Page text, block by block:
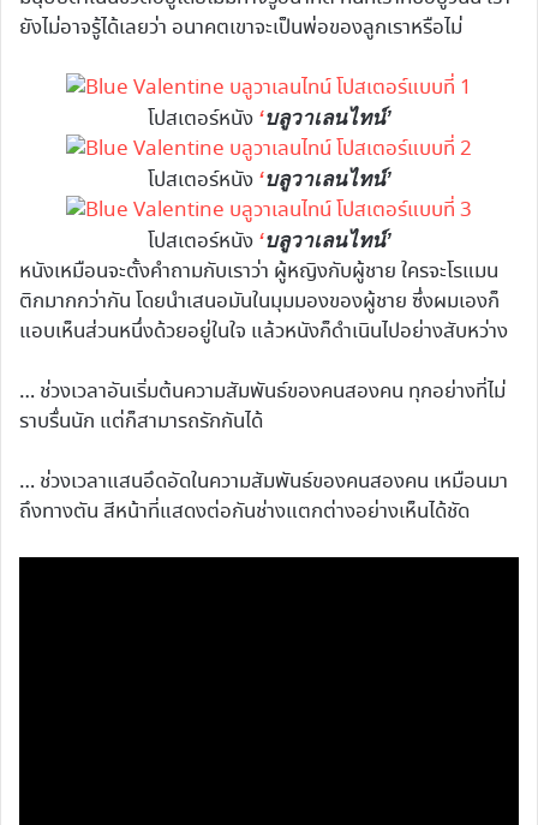
ยังไม่อาจรู้ได้เลยว่า อนาคตเขาจะเป็นพ่อของลูกเราหรือไม่
โปสเตอร์หนัง ‘บลูวาเลนไทน์’
โปสเตอร์หนัง ‘บลูวาเลนไทน์’
โปสเตอร์หนัง ‘บลูวาเลนไทน์’
หนังเหมือนจะตั้งคำถามกับเราว่า ผู้หญิงกับผู้ชาย ใครจะโรแมน
ติกมากกว่ากัน โดยนำเสนอมันในมุมมองของผู้ชาย ซึ่งผมเองก็
แอบเห็นส่วนหนึ่งด้วยอยู่ในใจ แล้วหนังก็ดำเนินไปอย่างสับหว่าง
… ช่วงเวลาอันเริ่มต้นความสัมพันธ์ของคนสองคน ทุกอย่างที่ไม่
ราบรื่นนัก แต่ก็สามารถรักกันได้
… ช่วงเวลาแสนอึดอัดในความสัมพันธ์ของคนสองคน เหมือนมา
ถึงทางตัน สีหน้าที่แสดงต่อกันช่างแตกต่างอย่างเห็นได้ชัด